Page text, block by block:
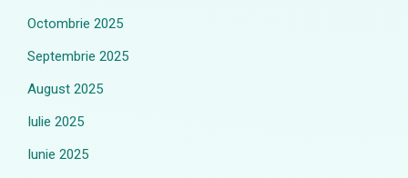
Octombrie 2025
Septembrie 2025
August 2025
Iulie 2025
Iunie 2025